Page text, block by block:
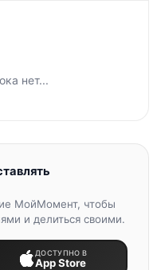
нет...
МойМомент, чтобы
и делиться своими.
ДОСТУПНО В
App Store